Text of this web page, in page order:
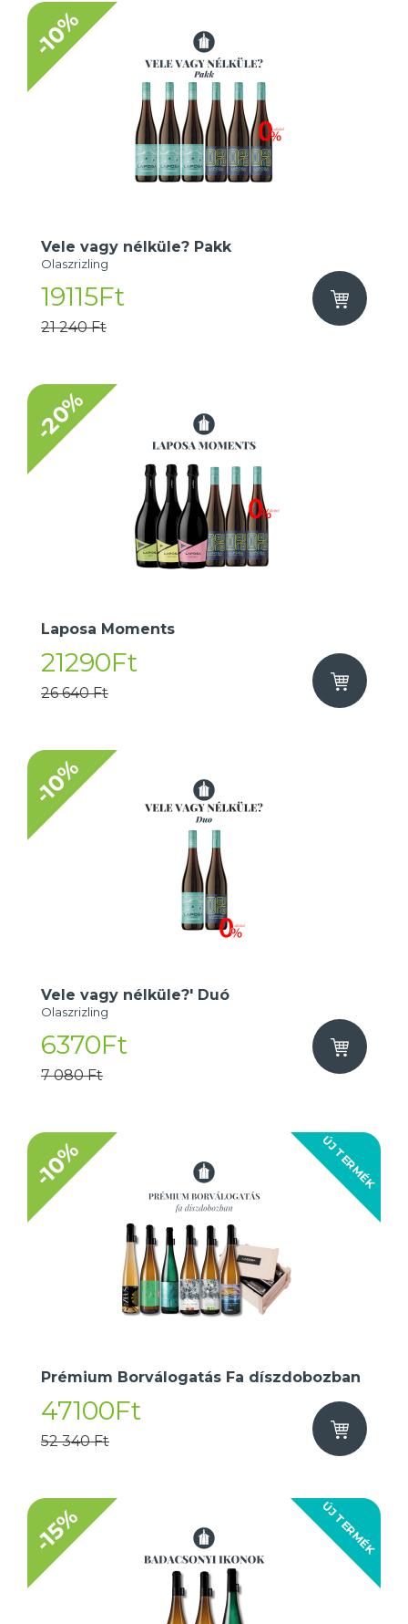
-10%
Vele vagy nélküle? Pakk
Olaszrizling
19115Ft
21 240 Ft
-20%
Laposa Moments
21290Ft
26 640 Ft
-10%
Vele vagy nélküle?' Duó
Olaszrizling
6370Ft
7 080 Ft
ÚJ TERMÉK
-10%
Prémium Borválogatás Fa díszdobozban
47100Ft
52 340 Ft
ÚJ TERMÉK
-15%